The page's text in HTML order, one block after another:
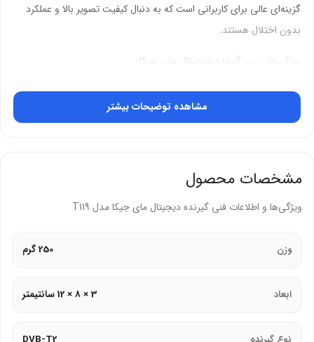
گزینه‌ای عالی برای کاربرانی است که به دنبال کیفیت تصویر بالا و عملکرد
بدون اختلال هستند.
گیرنده دیجیتال مای جیکا
پشتیبانی از رزولوشن Full HD
برای نمایش تصاویر شفاف و باکیفیت
روی حافظه خارجی
پشتیبانی از زیرنویس و چند زبان مختلف
اتصال از طریق USB و HDMI
برای نصب و استفاده آسان
این گیرنده دیجیتال با عملکرد قوی و امکانات متنوع، یک گزینه مناسب برای
مشاهده توضیحات بیشتر
مشخصات محصول
ویژگی‌ها و اطلاعات فنی گیرنده دیجیتال مای جیکا مدل T119
وزن 250 گرم
ابعاد 3 × 8 × 12 سانتیمتر